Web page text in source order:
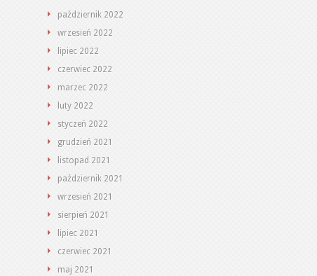
październik 2022
wrzesień 2022
lipiec 2022
czerwiec 2022
marzec 2022
luty 2022
styczeń 2022
grudzień 2021
listopad 2021
październik 2021
wrzesień 2021
sierpień 2021
lipiec 2021
czerwiec 2021
maj 2021